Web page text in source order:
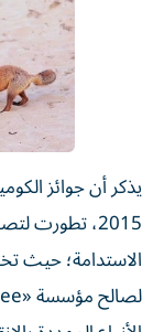
يذكر أن جوائز
2015، تطورت